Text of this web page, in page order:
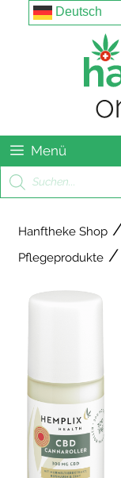
Springe
Menu
Menü
Products
search
Hanftheke Shop
Pflegeprodukte /
Deutsch